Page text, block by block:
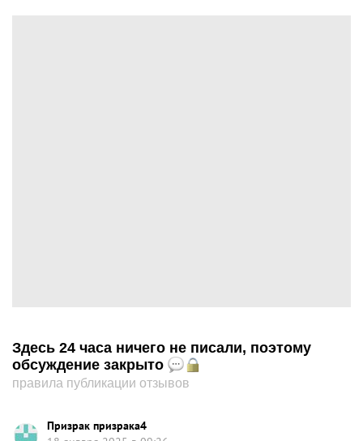
Здесь 24 часа ничего не писали, поэтому
обсуждение закрыто
правила публикации отзывов
Призрак призрака4